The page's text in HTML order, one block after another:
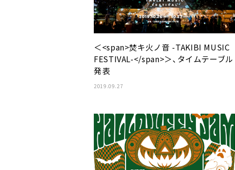
＜<span>焚キ火ノ音 -TAKIBI MUSIC
FESTIVAL-</span>＞、タイムテーブル
発表
2019.09.27